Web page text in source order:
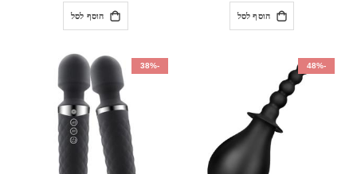
הוסף לסל הוסף לסל
-48%
-38%